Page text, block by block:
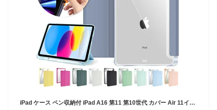
iPad ケース ペン収納付 iPad A16 第11 第10世代 カバー Air 11インチ M4 M3 M2 iPad 10.2 第9 第8 第7世代 Air 第5 第4世代 iPad 9.7 第6 第5世代 Pro11インチ M5 M4 第4 第3 第2世代 air 3 pro10.5 mini A17 Pro mini 第7 第6 第5世代 タッチペン付き